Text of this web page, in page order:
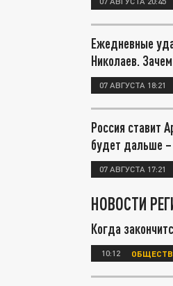
Ежедневные
Николаев.
07 АВГУСТА 18:21
Россия ставит
будет дальше –
07 АВГУСТА 17:21
НОВОСТИ
Когда
10:12